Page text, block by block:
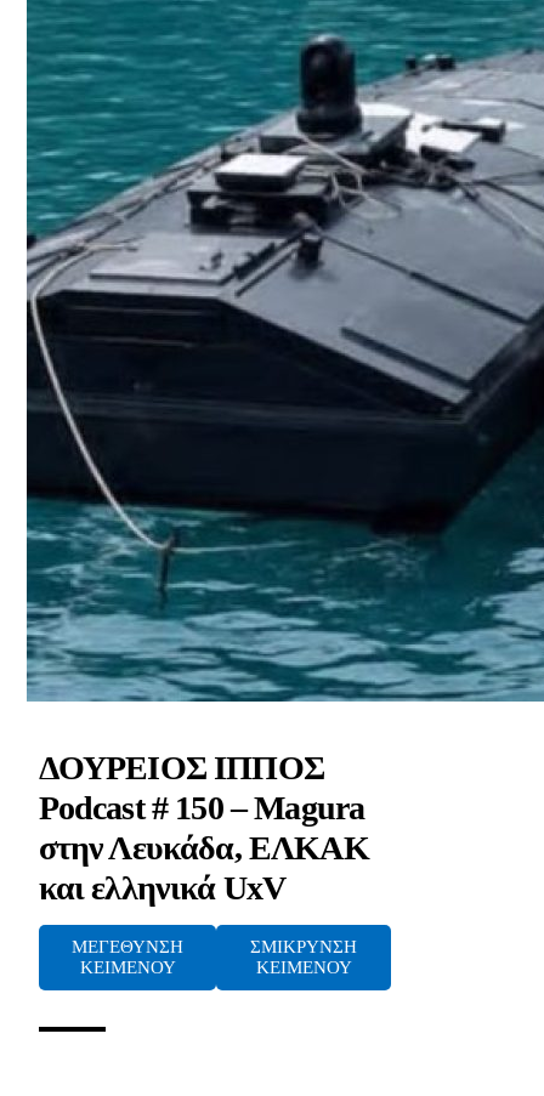
ΔΟΥΡΕΙΟΣ ΙΠΠΟΣ
Podcast # 150 – Magura
στην Λευκάδα, ΕΛΚΑΚ
και ελληνικά UxV
ΜΕΓΕΘΥΝΣΗ
ΚΕΙΜΕΝΟΥ
ΣΜΙΚΡΥΝΣΗ
ΚΕΙΜΕΝΟΥ